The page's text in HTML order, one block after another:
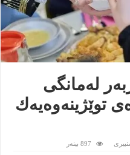
لەمانگی
توێژینەوەیەك
897 بینەر